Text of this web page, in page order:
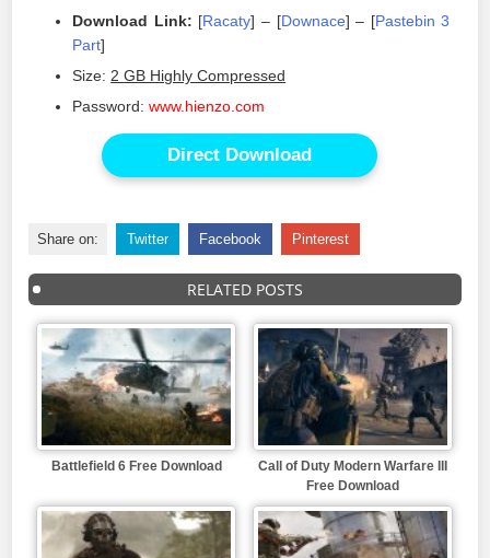
Download Link: [Racaty] – [Downace] – [Pastebin 3
Part]
Size: 2 GB Highly Compressed
Password:www.hienzo.com
Direct Download
Share on: Twitter Facebook Pinterest
RELATED POSTS
Battlefield 6 Free Download
Call of Duty Modern Warfare III
Free Download